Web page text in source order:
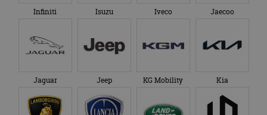
Infiniti Isuzu Iveco Jaecoo
Jaguar Jeep KG Mobility Kia